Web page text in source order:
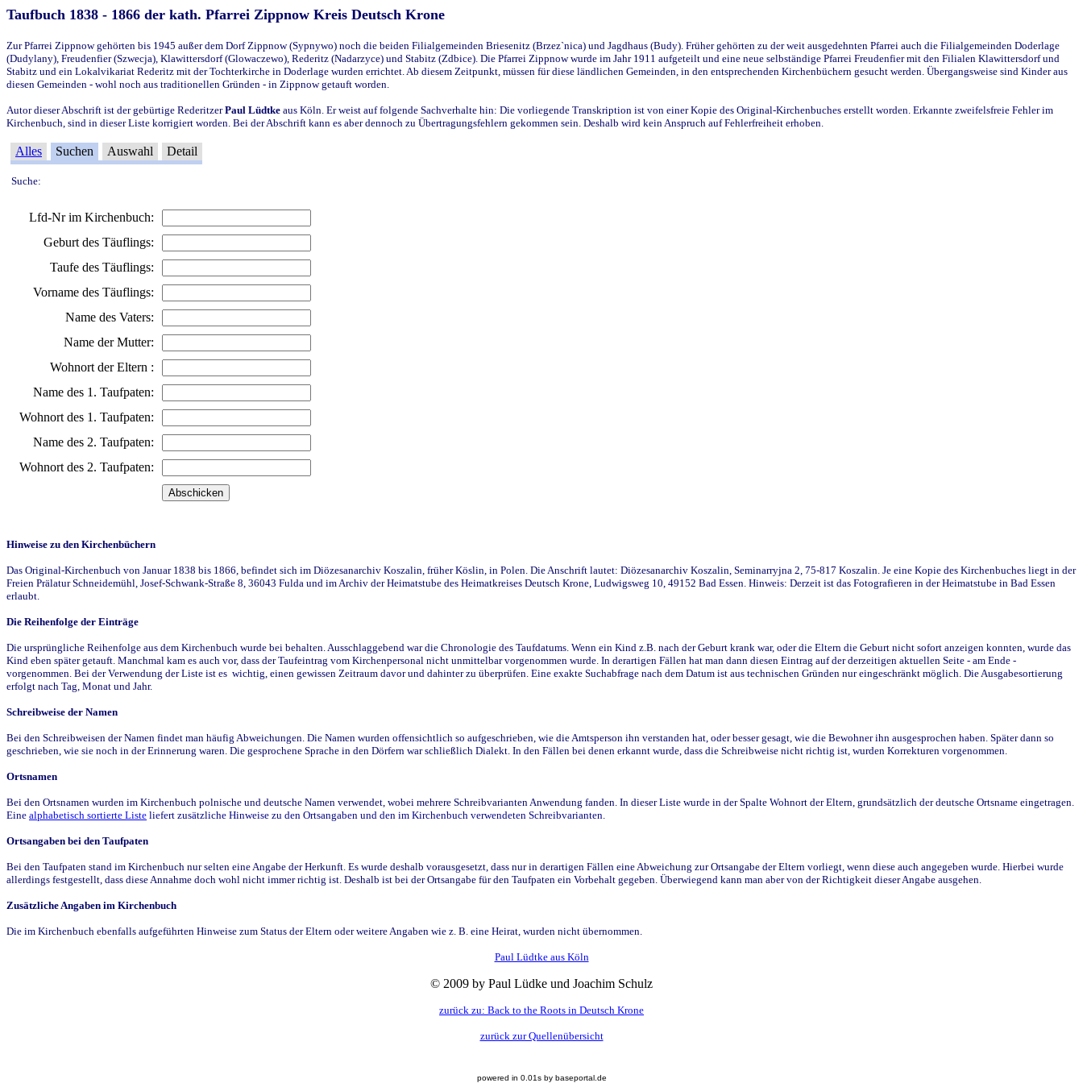
Taufbuch 1838 - 1866 der kath. Pfarrei Zippnow Kreis Deutsch Krone
Zur Pfarrei Zippnow gehörten bis 1945 außer dem Dorf Zippnow (Sypnywo) noch die beiden Filialgemeinden Briesenitz (Brzez`nica) und Jagdhaus (Budy). Früher gehörten zu der weit ausgedehnten Pfarrei auch die Filialgemeinden Doderlage
(Dudylany), Freudenfier (Szwecja), Klawittersdorf (Glowaczewo), Rederitz (Nadarzyce) und Stabitz (Zdbice). Die Pfarrei Zippnow wurde im Jahr 1911 aufgeteilt und eine neue selbständige Pfarrei Freudenfier mit den Filialen Klawittersdorf und
Stabitz und ein Lokalvikariat Rederitz mit der Tochterkirche in Doderlage wurden errichtet. Ab diesem Zeitpunkt, müssen für diese ländlichen Gemeinden, in den entsprechenden Kirchenbüchern gesucht werden. Übergangsweise sind Kinder aus
diesen Gemeinden - wohl noch aus traditionellen Gründen - in Zippnow getauft worden.
Autor dieser Abschrift ist der gebürtige RederitzerPaul Lüdtke aus Köln. Er weist auf folgende Sachverhalte hin: Die vorliegende Transkription ist von einer Kopie des Original-Kirchenbuches erstellt worden. Erkannte zweifelsfreie Fehler im
Kirchenbuch, sind in dieser Liste korrigiert worden. Bei der Abschrift kann es aber dennoch zu Übertragungsfehlern gekommen sein. Deshalb wird kein Anspruch auf Fehlerfreiheit erhoben.
Alles Suchen Auswahl Detail
Suche:
Lfd-Nr im Kirchenbuch:
Geburt des Täuflings:
Taufe des Täuflings:
Vorname des Täuflings:
Name des Vaters:
Name der Mutter:
Wohnort der Eltern :
Name des 1. Taufpaten:
Wohnort des 1. Taufpaten:
Name des 2. Taufpaten:
Wohnort des 2. Taufpaten:
Hinweise zu den Kirchenbüchern
Das Original-Kirchenbuch von Januar 1838 bis 1866, befindet sich im Diözesanarchiv Koszalin, früher Köslin, in Polen. Die Anschrift lautet: Diözesanarchiv Koszalin, Seminarryjna 2, 75-817 Koszalin. Je eine Kopie des Kirchenbuches liegt in der
Freien Prälatur Schneidemühl, Josef-Schwank-Straße 8, 36043 Fulda und im Archiv der Heimatstube des Heimatkreises Deutsch Krone, Ludwigsweg 10, 49152 Bad Essen. Hinweis: Derzeit ist das Fotografieren in der Heimatstube in Bad Essen
erlaubt.
Die Reihenfolge der Einträge
Die ursprüngliche Reihenfolge aus dem Kirchenbuch wurde bei behalten. Ausschlaggebend war die Chronologie des Taufdatums. Wenn ein Kind z.B. nach der Geburt krank war, oder die Eltern die Geburt nicht sofort anzeigen konnten, wurde das
Kind eben später getauft. Manchmal kam es auch vor, dass der Taufeintrag vom Kirchenpersonal nicht unmittelbar vorgenommen wurde. In derartigen Fällen hat man dann diesen Eintrag auf der derzeitigen aktuellen Seite - am Ende -
vorgenommen. Bei der Verwendung der Liste ist es wichtig, einen gewissen Zeitraum davor und dahinter zu überprüfen. Eine exakte Suchabfrage nach dem Datum ist aus technischen Gründen nur eingeschränkt möglich. Die Ausgabesortierung
erfolgt nach Tag, Monat und Jahr.
Schreibweise der Namen
Bei den Schreibweisen der Namen findet man häufig Abweichungen. Die Namen wurden offensichtlich so aufgeschrieben, wie die Amtsperson ihn verstanden hat, oder besser gesagt, wie die Bewohner ihn ausgesprochen haben. Später dann so
geschrieben, wie sie noch in der Erinnerung waren. Die gesprochene Sprache in den Dörfern war schließlich Dialekt. In den Fällen bei denen erkannt wurde, dass die Schreibweise nicht richtig ist, wurden Korrekturen vorgenommen.
Ortsnamen
Bei den Ortsnamen wurden im Kirchenbuch polnische und deutsche Namen verwendet, wobei mehrere Schreibvarianten Anwendung fanden. In dieser Liste wurde in der Spalte Wohnort der Eltern, grundsätzlich der deutsche Ortsname eingetragen.
Eine alphabetisch sortierte Liste liefert zusätzliche Hinweise zu den Ortsangaben und den im Kirchenbuch verwendeten Schreibvarianten.
Ortsangaben bei den Taufpaten
Bei den Taufpaten stand im Kirchenbuch nur selten eine Angabe der Herkunft. Es wurde deshalb vorausgesetzt, dass nur in derartigen Fällen eine Abweichung zur Ortsangabe der Eltern vorliegt, wenn diese auch angegeben wurde. Hierbei wurde
allerdings festgestellt, dass diese Annahme doch wohl nicht immer richtig ist. Deshalb ist bei der Ortsangabe für den Taufpaten ein Vorbehalt gegeben. Überwiegend kann man aber von der Richtigkeit dieser Angabe ausgehen.
Zusätzliche Angaben im Kirchenbuch
Die im Kirchenbuch ebenfalls aufgeführten Hinweise zum Status der Eltern oder weitere Angaben wie z. B. eine Heirat, wurden nicht übernommen.
Paul Lüdtke aus Köln
© 2009 by Paul Lüdke und Joachim Schulz
zurück zu: Back to the Roots in Deutsch Krone
zurück zur Quellenübersicht
powered in 0.01s by baseportal.de